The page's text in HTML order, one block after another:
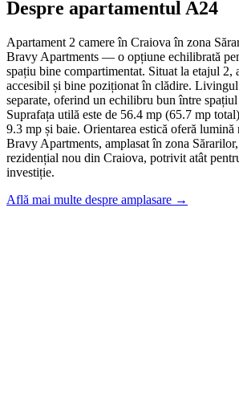
Despre apartamentul A24
Apartament 2 camere în Craiova în zona
Bravy Apartments — o opțiune echilibrată
spațiu bine compartimentat. Situat la etajul 2,
accesibil și bine poziționat în clădire.
separate, oferind un echilibru bun între
Suprafața utilă este de 56.4 mp (65.7 mp
9.3 mp și baie. Orientarea estică oferă lumină
Bravy Apartments, amplasat în zona
rezidențial nou din Craiova, potrivit atât
investiție.
Află mai multe despre amplasare →